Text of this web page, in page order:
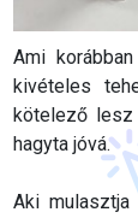
Ami
kivételes
kötelező lesz
hagyta jóvá.
Aki mulasztja